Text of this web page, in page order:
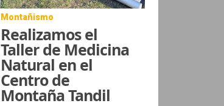
Montañismo
Realizamos el
Taller de Medicina
Natural en el
Centro de
Montaña Tandil